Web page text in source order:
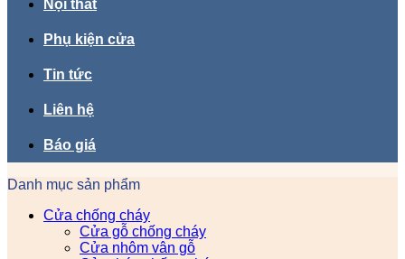
Nội thất
Phụ kiện cửa
Tin tức
Liên hệ
Báo giá
Danh mục sản phẩm
Cửa chống cháy
Cửa gỗ chống cháy
Cửa nhôm vân gỗ